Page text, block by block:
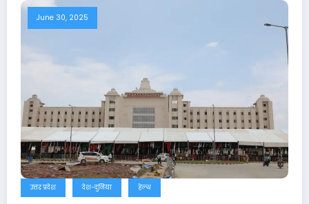
June 30, 2025
उत्तर प्रदेश देश-दुनिया हेल्थ